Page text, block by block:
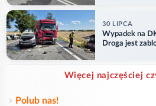
30 LIPCA
Wypadek na
Droga jest
Więcej najczęściej
Polub nas!